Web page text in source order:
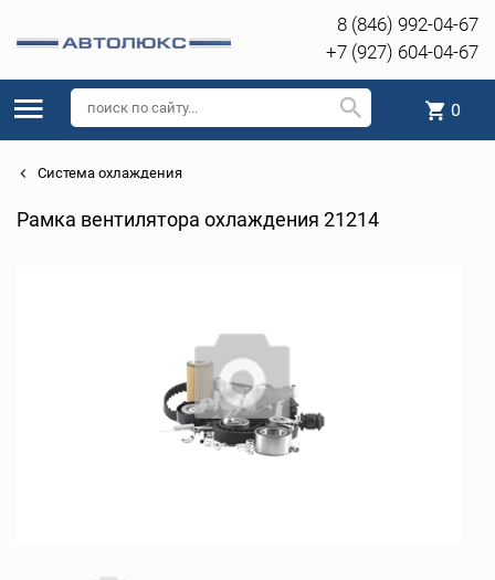
8 (846) 992-04-67
+7 (927) 604-04-67
0
Система охлаждения
Рамка вентилятора охлаждения 21214